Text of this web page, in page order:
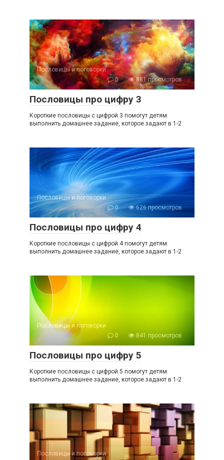
Пословицы и поговорки
0
881 просмотров
Пословицы про цифру 3
Короткие пословицы с цифрой 3 помогут детям
выполнить домашнее задание, которое задают в 1-2
Пословицы и поговорки
0
626 просмотров
Пословицы про цифру 4
Короткие пословицы с цифрой 4 помогут детям
выполнить домашнее задание, которое задают в 1-2
Пословицы и поговорки
0
841 просмотров
Пословицы про цифру 5
Короткие пословицы с цифрой 5 помогут детям
выполнить домашнее задание, которое задают в 1-2
Пословицы и поговорки